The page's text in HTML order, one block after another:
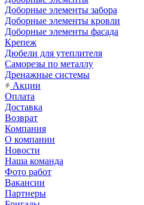
Доборные элементы забора
Доборные элементы кровли
Доборные элементы фасада
Крепеж
Дюбели для утеплителя
Саморезы по металлу
Дренажные системы
Акции
Оплата
Доставка
Возврат
Компания
О компании
Новости
Наша команда
Фото работ
Вакансии
Партнеры